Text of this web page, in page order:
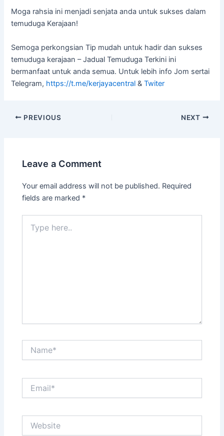
Moga rahsia ini menjadi senjata anda untuk sukses dalam
temuduga Kerajaan!
Semoga perkongsian Tip mudah untuk hadir dan sukses
temuduga kerajaan – Jadual Temuduga Terkini ini
bermanfaat untuk anda semua. Untuk lebih info Jom sertai
Telegram, https://t.me/kerjayacentral & Twiter
PREVIOUS NEXT
Leave a Comment
Your email address will not be published. Required
fields are marked *
here..